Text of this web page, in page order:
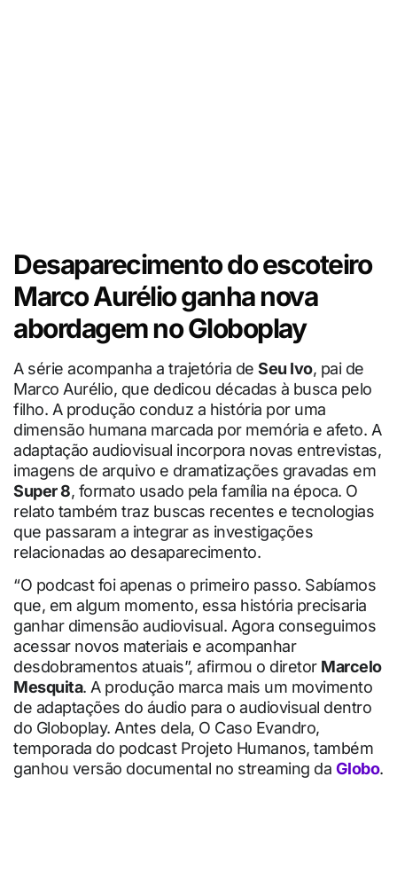
Desaparecimento do escoteiro
Marco Aurélio ganha nova
abordagem no Globoplay
A série acompanha a trajetória de Seu Ivo, pai de
Marco Aurélio, que dedicou décadas à busca pelo
filho. A produção conduz a história por uma
dimensão humana marcada por memória e afeto. A
adaptação audiovisual incorpora novas entrevistas,
imagens de arquivo e dramatizações gravadas em
Super 8, formato usado pela família na época. O
relato também traz buscas recentes e tecnologias
que passaram a integrar as investigações
relacionadas ao desaparecimento.
“O podcast foi apenas o primeiro passo. Sabíamos
que, em algum momento, essa história precisaria
ganhar dimensão audiovisual. Agora conseguimos
acessar novos materiais e acompanhar
desdobramentos atuais”, afirmou o diretor Marcelo
Mesquita. A produção marca mais um movimento
de adaptações do áudio para o audiovisual dentro
do Globoplay. Antes dela, O Caso Evandro,
temporada do podcast Projeto Humanos, também
ganhou versão documental no streaming da Globo.